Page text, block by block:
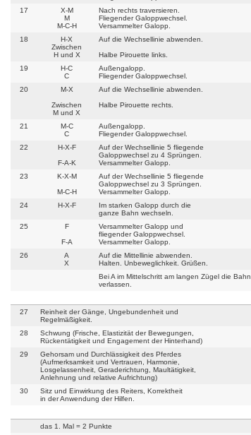
17
X-M
M
M-C-H
Nach rechts traversieren.
Fliegender Galoppwechsel.
Versammelter Galopp.
18
H-X
Zwischen
H und X
Auf die Wechsellinie abwenden.
Halbe Pirouette links.
19
H-C
C
Außengalopp.
Fliegender Galoppwechsel.
20
M-X
Zwischen
M und X
Auf die Wechsellinie abwenden.
Halbe Pirouette rechts.
21
M-C
C
Außengalopp.
Fliegender Galoppwechsel.
22
H-X-F
F-A-K
Auf der Wechsellinie 5 fliegende
Galoppwechsel zu 4 Sprüngen.
Versammelter Galopp.
23
K-X-M
M-C-H
Auf der Wechsellinie 5 fliegende
Galoppwechsel zu 3 Sprüngen.
Versammelter Galopp.
24 H-X-F
Im starken Galopp durch die
ganze Bahn wechseln.
25
F
F-A
Versammelter Galopp und
fliegender Galoppwechsel.
Versammelter Galopp.
26
A
X
Auf die Mittellinie abwenden.
Halten. Unbeweglichkeit. Grüßen.
Bei A im Mittelschritt am langen Zügel die Bahn
verlassen.
27
Reinheit der Gänge, Ungebundenheit und
Regelmäßigkeit.
28
Schwung (Frische, Elastizität der Bewegungen,
Rückentätigkeit und Engagement der Hinterhand)
29
Gehorsam und Durchlässigkeit des Pferdes
(Aufmerksamkeit und Vertrauen, Harmonie,
Losgelassenheit, Geraderichtung, Maultätigkeit,
Anlehnung und relative Aufrichtung)
30
Sitz und Einwirkung des Reiters, Korrektheit
in der Anwendung der Hilfen.
das 1. Mal = 2 Punkte